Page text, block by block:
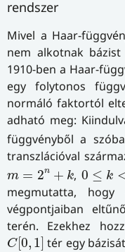
rendszer
Mivel a Haar-
nem alkotnak bázist
1910-ben a Haar-
egy folytonos
normáló faktortól
adható meg:
függvényből a
transzlációval
m = 2n + k
m n+ , 0 ≤ k
0 ≤k <2
megmutatta,
végpontjaiban
terén. Ezekhez
C[ 0, 1
C[0,1] tér egy